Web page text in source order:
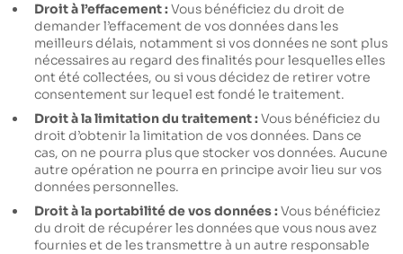
Droit à l’effacement :Vous bénéficiez du droit de
demander l’effacement de vos données dans les
meilleurs délais, notamment si vos données ne sont plus
nécessaires au regard des finalités pour lesquelles elles
ont été collectées, ou si vous décidez de retirer votre
consentement sur lequel est fondé le traitement.
Droit à la limitation du traitement :Vous bénéficiez du
droit d’obtenir la limitation de vos données. Dans ce
cas, on ne pourra plus que stocker vos données. Aucune
autre opération ne pourra en principe avoir lieu sur vos
données personnelles.
Droit à la portabilité de vos données :Vous bénéficiez
du droit de récupérer les données que vous nous avez
fournies et de les transmettre à un autre responsable